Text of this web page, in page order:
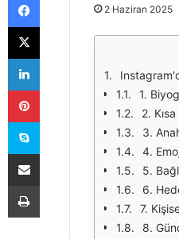
2 Haziran 2025
1.
2.
3.
4.
5.
6.
7.
8.
X
LinkedIn
Pinterest
Skype
E-Posta ile paylaş